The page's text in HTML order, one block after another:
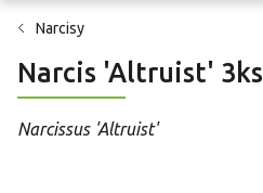
Narcisy
Narcis 'Altruist' 3ks
Narcissus 'Altruist'